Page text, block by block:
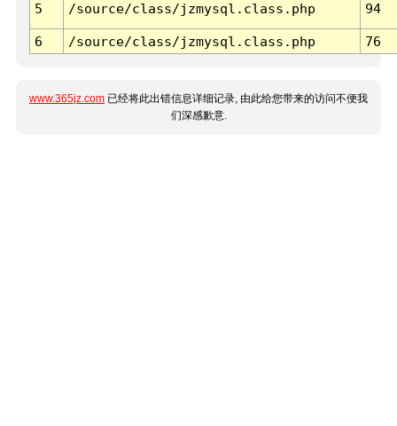
5 /source/class/jzmysql.class.php 94
6 /source/class/jzmysql.class.php 76
www.365jz.com 已经将此出错信息详细记录, 由此给您带来的访问不便我
们深感歉意.